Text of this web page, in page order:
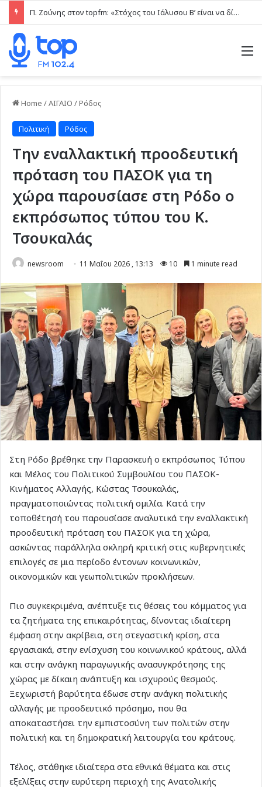
Π. Ζούνης στον topfm: «Στόχος του Ιάλυσου Β’ είναι να δίνει παιχνίδια και πραγματικές ευκαιρίες στα νέα παιδιά» (ηχητικό)
Home /ΑΙΓΑΙΟ /Ρόδος
Πολιτική Ρόδος
Την εναλλακτική προοδευτική
πρόταση του ΠΑΣΟΚ για τη
χώρα παρουσίασε στη Ρόδο ο
εκπρόσωπος τύπου του Κ.
Τσουκαλάς
newsroom 11 Μαΐου 2026 , 13:13 10 1 minute read
Στη Ρόδο βρέθηκε την Παρασκευή ο εκπρόσωπος Τύπου
και Μέλος του Πολιτικού Συμβουλίου του ΠΑΣΟΚ-
Κινήματος Αλλαγής, Κώστας Τσουκαλάς,
πραγματοποιώντας πολιτική ομιλία. Κατά την
τοποθέτησή του παρουσίασε αναλυτικά την εναλλακτική
προοδευτική πρόταση του ΠΑΣΟΚ για τη χώρα,
ασκώντας παράλληλα σκληρή κριτική στις κυβερνητικές
επιλογές σε μια περίοδο έντονων κοινωνικών,
οικονομικών και γεωπολιτικών προκλήσεων.
Πιο συγκεκριμένα, ανέπτυξε τις θέσεις του κόμματος για
τα ζητήματα της επικαιρότητας, δίνοντας ιδιαίτερη
έμφαση στην ακρίβεια, στη στεγαστική κρίση, στα
εργασιακά, στην ενίσχυση του κοινωνικού κράτους, αλλά
και στην ανάγκη παραγωγικής ανασυγκρότησης της
χώρας με δίκαιη ανάπτυξη και ισχυρούς θεσμούς.
Ξεχωριστή βαρύτητα έδωσε στην ανάγκη πολιτικής
αλλαγής με προοδευτικό πρόσημο, που θα
αποκαταστήσει την εμπιστοσύνη των πολιτών στην
πολιτική και τη δημοκρατική λειτουργία του κράτους.
Τέλος, στάθηκε ιδιαίτερα στα εθνικά θέματα και στις
εξελίξεις στην ευρύτερη περιοχή της Ανατολικής